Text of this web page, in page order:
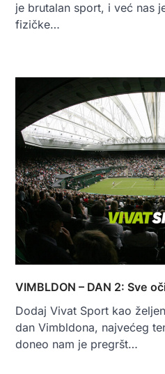
je brutalan sport, i već nas
fizičke…
VIMBLDON – DAN 2: Sve
Dodaj Vivat Sport kao
dan Vimbldona, najvećeg
doneo nam je pregršt…